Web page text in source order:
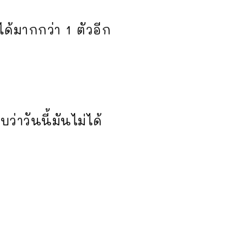
มากกว่า 1 ตัวอีก
ว่าวันนี้มันไม่ได้